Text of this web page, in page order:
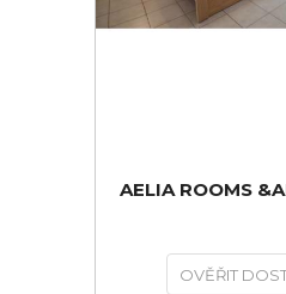
AELIA ROOMS
OVĚŘIT